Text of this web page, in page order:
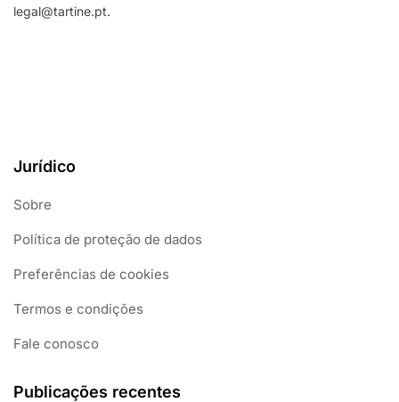
legal@tartine.pt.
Jurídico
Sobre
Política de proteção de dados
Preferências de cookies
Termos e condições
Fale conosco
Publicações recentes